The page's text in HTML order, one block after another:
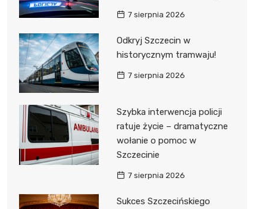
7 sierpnia 2026
Odkryj Szczecin w
historycznym tramwaju!
7 sierpnia 2026
Szybka interwencja policji
ratuje życie – dramatyczne
wołanie o pomoc w
Szczecinie
7 sierpnia 2026
Sukces Szczecińskiego